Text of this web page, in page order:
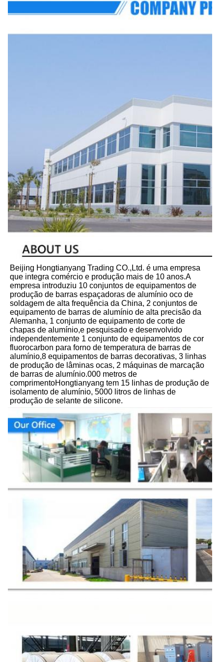
Beijing Hongtianyang Trading CO.,Ltd. é uma empresa
que integra comércio e produção mais de 10 anos.A
empresa introduziu 10 conjuntos de equipamentos de
produção de barras espaçadoras de alumínio oco de
soldagem de alta frequência da China, 2 conjuntos de
equipamento de barras de alumínio de alta precisão da
Alemanha, 1 conjunto de equipamento de corte de
chapas de alumínio,e pesquisado e desenvolvido
independentemente 1 conjunto de equipamentos de cor
fluorocarbon para forno de temperatura de barras de
alumínio,8 equipamentos de barras decorativas, 3 linhas
de produção de lâminas ocas, 2 máquinas de marcação
de barras de alumínio.000 metros de
comprimentoHongtianyang tem 15 linhas de produção de
isolamento de alumínio, 5000 litros de linhas de
produção de selante de silicone.